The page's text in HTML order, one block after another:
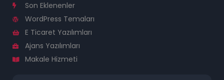
Son Eklenenler
WordPress Temaları
E Ticaret Yazılımları
Ajans Yazılımları
Makale Hizmeti